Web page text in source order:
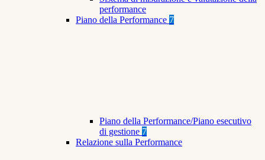
performance
Piano della Performance 7
Piano della Performance/Piano esecutivo
di gestione 7
Relazione sulla Performance